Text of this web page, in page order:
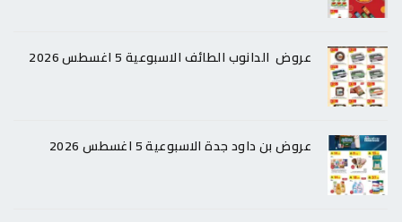
عروض الدانوب الطائف الاسبوعية 5 اغسطس 2026
عروض بن داود جدة الاسبوعية 5 اغسطس 2026